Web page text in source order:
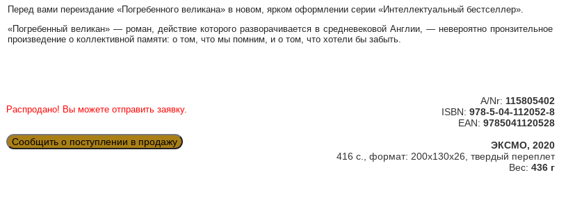
Перед вами переиздание «Погребенного великана» в новом, ярком оформлении серии «Интеллектуальный бестселлер».
«Погребенный великан» — роман, действие которого разворачивается в средневековой Англии, — невероятно пронзительное
произведение о коллективной памяти: о том, что мы помним, и о том, что хотели бы забыть.
Распродано! Вы можете отправить заявку.
Сообщить о поступлении в продажу
A/Nr: 115805402
ISBN: 978-5-04-112052-8
EAN: 9785041120528
ЭКСМО, 2020
416 с., формат: 200x130x26, твердый переплет
Вес: 436 г